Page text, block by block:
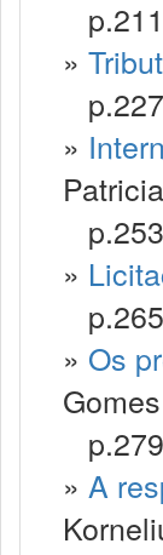
»
»
»
» Os
Gomes
» A